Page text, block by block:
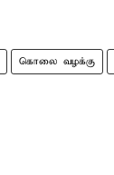
கொலை வழக்கு